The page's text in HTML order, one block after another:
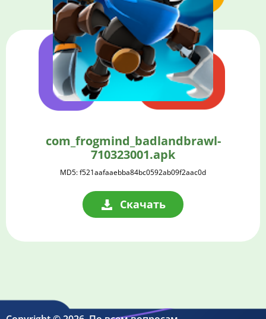
com_frogmind_badlandbrawl-
710323001.apk
MD5: f521aafaaebba84bc0592ab09f2aac0d
Скачать